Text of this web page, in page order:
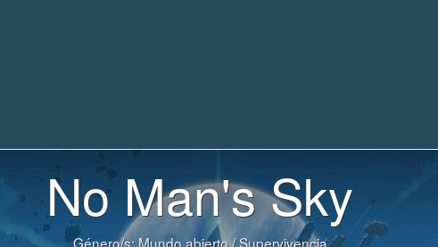
No Man's Sky
Género/s: Mundo abierto/Supervivencia